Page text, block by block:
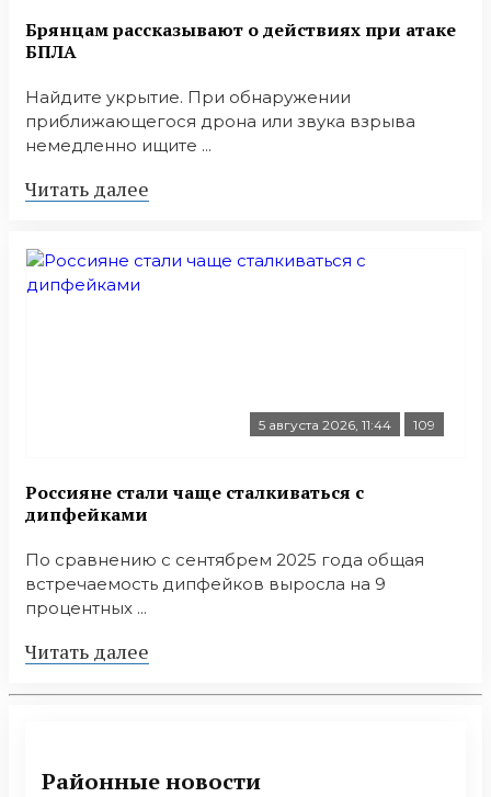
Брянцам рассказывают о действиях при атаке
БПЛА
Найдите укрытие. При обнаружении
приближающегося дрона или звука взрыва
немедленно ищите ...
Читать далее
5 августа 2026, 11:44 109
Россияне стали чаще сталкиваться с
дипфейками
По сравнению с сентябрем 2025 года общая
встречаемость дипфейков выросла на 9
процентных ...
Читать далее
Районные новости